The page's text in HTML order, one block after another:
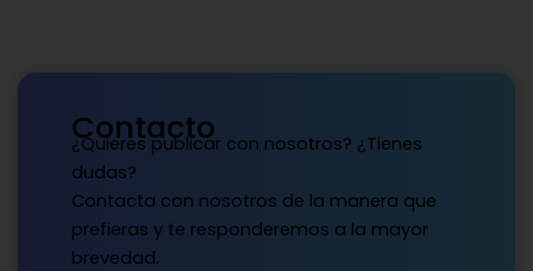
Contacto
¿Quieres publicar con nosotros? ¿Tienes
dudas?
Contacta con nosotros de la manera que
prefieras y te responderemos a la mayor
brevedad.